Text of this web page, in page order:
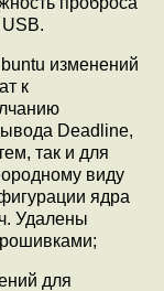
изменений
к
Deadline,
так и для
виду
ядра
Удалены
для